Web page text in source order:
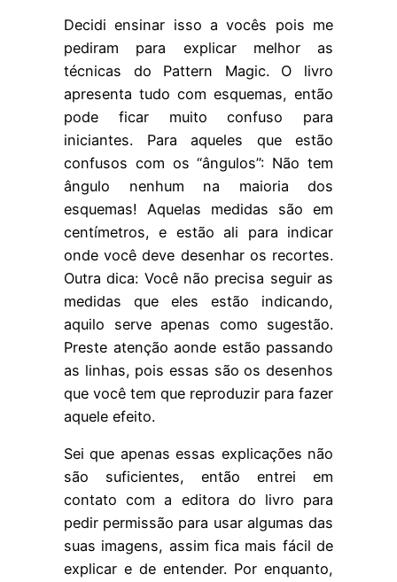
Decidi ensinar isso a vocês pois me
pediram para explicar melhor as
técnicas do Pattern Magic. O livro
apresenta tudo com esquemas, então
pode ficar muito confuso para
iniciantes. Para aqueles que estão
confusos com os “ângulos”: Não tem
ângulo nenhum na maioria dos
esquemas! Aquelas medidas são em
centímetros, e estão ali para indicar
onde você deve desenhar os recortes.
Outra dica: Você não precisa seguir as
medidas que eles estão indicando,
aquilo serve apenas como sugestão.
Preste atenção aonde estão passando
as linhas, pois essas são os desenhos
que você tem que reproduzir para fazer
aquele efeito.
Sei que apenas essas explicações não
são suficientes, então entrei em
contato com a editora do livro para
pedir permissão para usar algumas das
suas imagens, assim fica mais fácil de
explicar e de entender. Por enquanto,